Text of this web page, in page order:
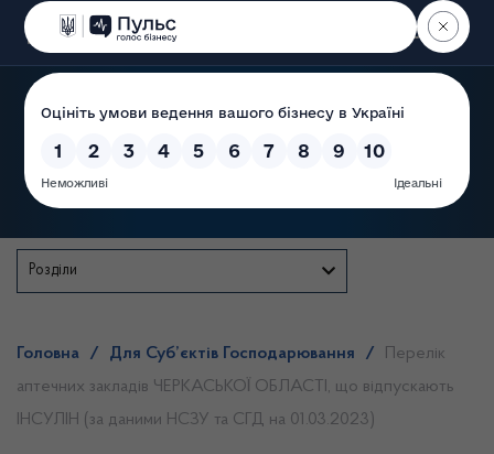
Пошук
Розділи
Головна / Для Суб’єктів Господарювання /
Перелік
аптечних закладів ЧЕРКАСЬКОЇ ОБЛАСТІ, що відпускають
ІНСУЛІН (за даними НСЗУ та СГД на 01.03.2023)